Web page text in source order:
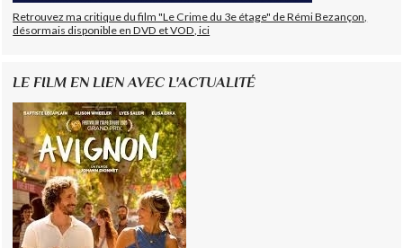
Retrouvez ma critique du film "Le Crime du 3e étage" de Rémi Bezançon,
désormais disponible en DVD et VOD, ici
LE FILM EN LIEN AVEC L'ACTUALITÉ